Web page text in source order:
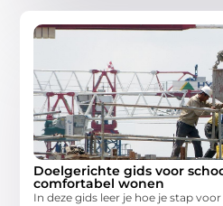
Doelgerichte gids voor
comfortabel wonen
In deze gids leer je hoe je stap